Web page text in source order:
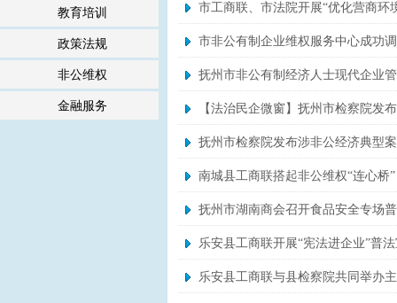
市工商联、市法院开展“优化营商环
市非公有制企业维权服务中心成功
抚州市非公有制经济人士现代企业
【法治民企微窗】抚州市检察院发
抚州市检察院发布涉非公经济典型
南城县工商联搭起非公维权“连心桥”
抚州市湖南商会召开食品安全专场
乐安县工商联开展“宪法进企业”普
乐安县工商联与县检察院共同举办
教育培训
政策法规
非公维权
金融服务